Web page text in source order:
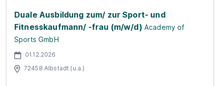
Duale Ausbildung zum/ zur Sport- und
Fitnesskaufmann/ -frau (m/w/d) Academy of
Sports GmbH
01.12.2026
72458 Albstadt (u.a.)